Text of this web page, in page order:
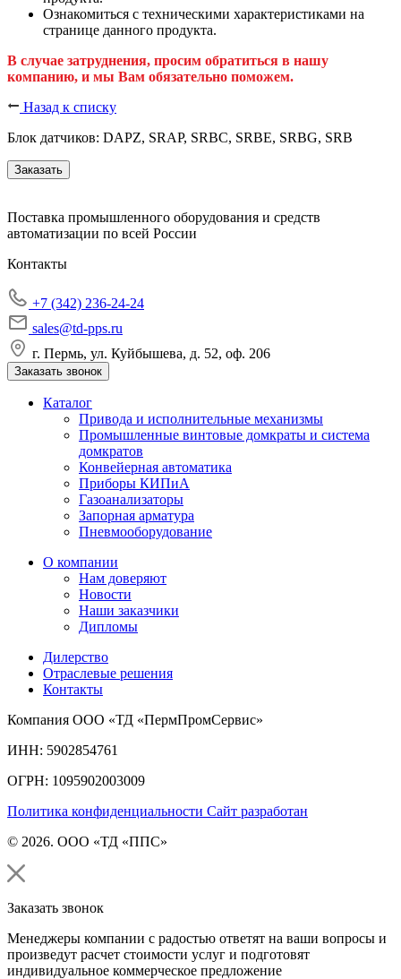
Ознакомиться с техническими характеристиками на
странице данного продукта.
В случае затруднения, просим обратиться в нашу
компанию, и мы Вам обязательно поможем.
Назад к списку
Блок датчиков: DAPZ, SRAP, SRBC, SRBE, SRBG, SRB
Заказать
Поставка промышленного оборудования и средств
автоматизации по всей России
Контакты
+7 (342) 236-24-24
sales@td-pps.ru
г. Пермь, ул. Куйбышева, д. 52, оф. 206
Заказать звонок
Каталог
Привода и исполнительные механизмы
Промышленные винтовые домкраты и система
домкратов
Конвейерная автоматика
Приборы КИПиА
Газоанализаторы
Запорная арматура
Пневмооборудование
О компании
Нам доверяют
Новости
Наши заказчики
Дипломы
Дилерство
Отраслевые решения
Контакты
Компания ООО «ТД «ПермПромСервис»
ИНН: 5902854761
ОГРН: 1095902003009
Политика конфиденциальности Сайт разработан
© 2026. ООО «ТД «ППС»
Заказать звонок
Менеджеры компании с радостью ответят на ваши вопросы и
произведут расчет стоимости услуг и подготовят
индивидуальное коммерческое предложение